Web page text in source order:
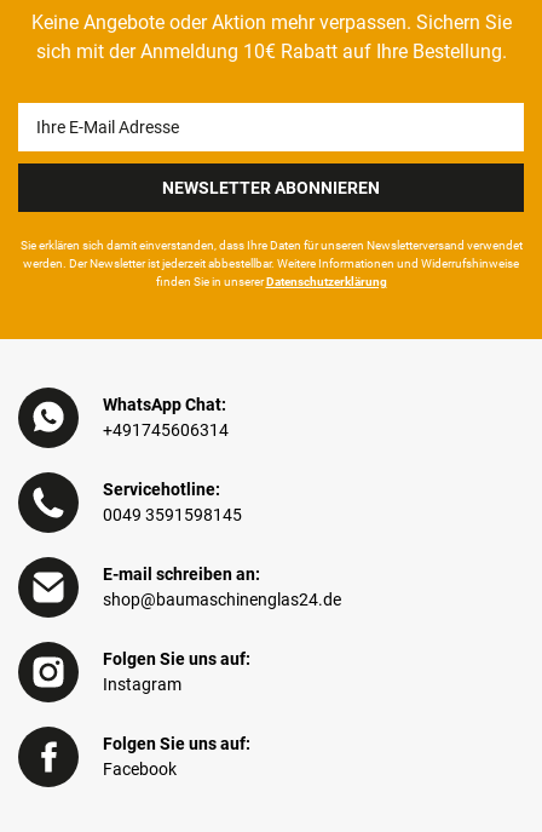
Keine Angebote oder Aktion mehr verpassen. Sichern Sie
sich mit der Anmeldung 10€ Rabatt auf Ihre Bestellung.
Honig
NEWSLETTER ABONNIEREN
Sie erklären sich damit ein­ver­standen, dass Ihre Da­ten für unseren News­letter­versand ver­wen­det
werden. Der News­letter ist jeder­zeit ab­bestel­lbar. Weitere Infor­mationen und Wider­rufshin­weise
finden Sie in unserer Daten­schutz­erklärung
WhatsApp Chat:
+491745606314
Servicehotline:
0049 3591598145
E-mail schreiben an:
shop@baumaschinenglas24.de
Folgen Sie uns auf:
Instagram
Folgen Sie uns auf:
Facebook